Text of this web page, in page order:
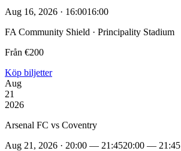
Aug 16, 2026 · 16:0016:00
FA Community Shield · Principality Stadium
Från €200
Köp biljetter
Aug
21
2026
Arsenal FC vs Coventry
Aug 21, 2026 · 20:00 — 21:4520:00 — 21:45